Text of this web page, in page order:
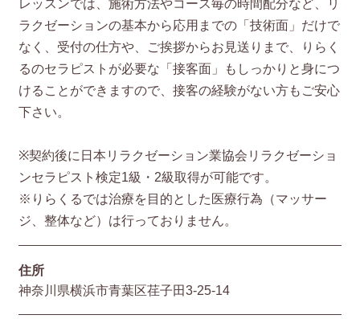
レッスンでは、施術方法やコース毎の時間配分など、リ
ラクゼーションの基本から応用までの「技術面」だけで
なく、受付の仕方や、ご挨拶からお見送りまで、りらく
るのセラピストが必要な「接客面」もしっかりと身につ
けることができますので、接客の経験がない方もご安心
下さい。
※契約後に日本リラクゼーション業協会リラクゼーショ
ンセラピスト検定1級・2級取得が可能です。
※りらくるでは治療を目的とした医療行為（マッサー
ジ、整体など）は行っておりません。
住所
神奈川県横浜市青葉区荏子田3-25-14